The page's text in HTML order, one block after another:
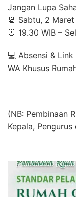
Jangan Lupa
📆 Sabtu, 2
⏰ 19.30 WIB –
💻 Absensi &
WA Khusus
(NB: Pembinaan
Kepala,